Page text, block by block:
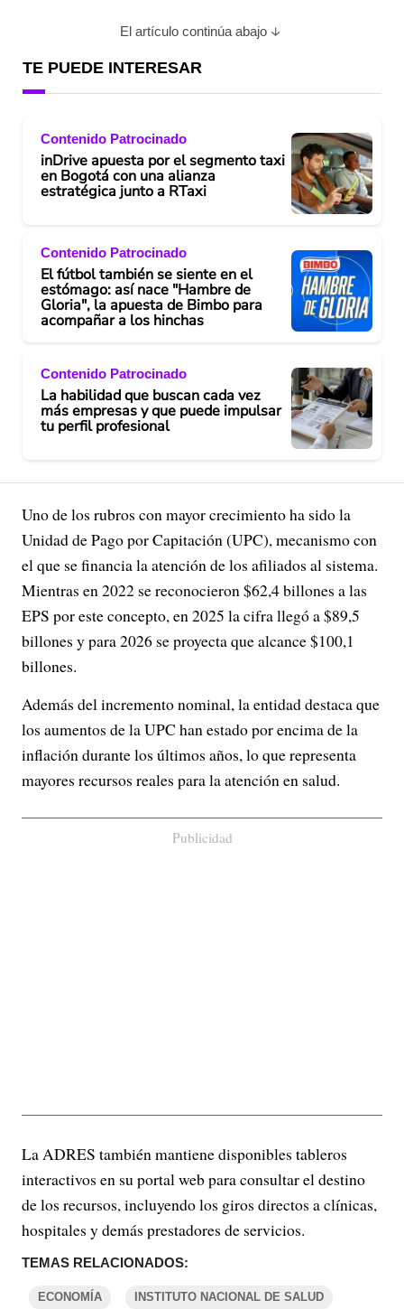
El artículo continúa abajo
TE PUEDE INTERESAR
Contenido Patrocinado
inDrive apuesta por el segmento taxi
en Bogotá con una alianza
estratégica junto a RTaxi
Contenido Patrocinado
El fútbol también se siente en el
estómago: así nace "Hambre de
Gloria", la apuesta de Bimbo para
acompañar a los hinchas
Contenido Patrocinado
La habilidad que buscan cada vez
más empresas y que puede impulsar
tu perfil profesional
Uno de los rubros con mayor crecimiento ha sido la
Unidad de Pago por Capitación (UPC), mecanismo con
el que se financia la atención de los afiliados al sistema.
Mientras en 2022 se reconocieron $62,4 billones a las
EPS por este concepto, en 2025 la cifra llegó a $89,5
billones y para 2026 se proyecta que alcance $100,1
billones.
Además del incremento nominal, la entidad destaca que
los aumentos de la UPC han estado por encima de la
inflación durante los últimos años, lo que representa
mayores recursos reales para la atención en salud.
Publicidad
La ADRES también mantiene disponibles tableros
interactivos en su portal web para consultar el destino
de los recursos, incluyendo los giros directos a clínicas,
hospitales y demás prestadores de servicios.
TEMAS RELACIONADOS:
ECONOMÍA INSTITUTO NACIONAL DE SALUD